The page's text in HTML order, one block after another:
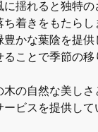
揺れると独特
着きをもたらし
かな葉陰を提
ことで季節の移
の自然な美し
ビスを提供して